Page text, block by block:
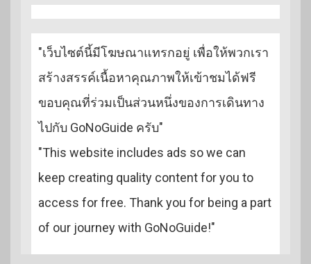
"เว็บไซต์นี้มีโฆษณาแทรกอยู่ เพื่อให้พวกเรา
สร้างสรรค์เนื้อหาคุณภาพให้เข้าชมได้ฟรี
ขอบคุณที่ร่วมเป็นส่วนหนึ่งของการเดินทาง
ไปกับ GoNoGuide ครับ"
"This website includes ads so we can
keep creating quality content for you to
access for free. Thank you for being a part
of our journey with GoNoGuide!"